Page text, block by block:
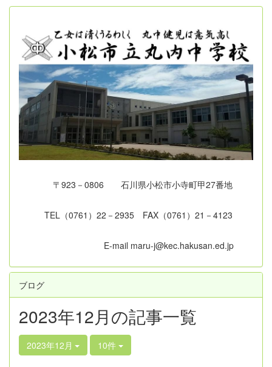
〒923－0806 石川県小松市小寺町甲27番地
TEL（0761）22－2935 FAX（0761）21－4123
E-mail maru-j@kec.hakusan.ed.jp
ブログ
2023年12月の記事一覧
2023年12月 10件